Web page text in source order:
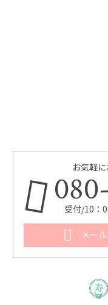
お気軽
受付/10：
メー